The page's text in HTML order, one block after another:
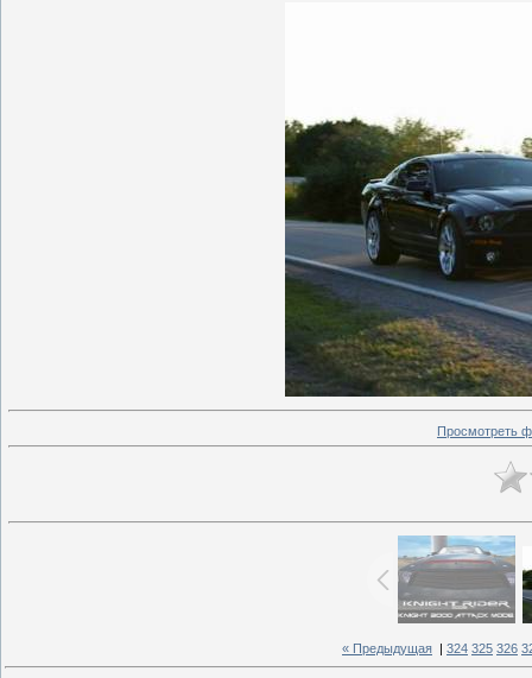
Просмотреть
« Предыдущая 324 325 326